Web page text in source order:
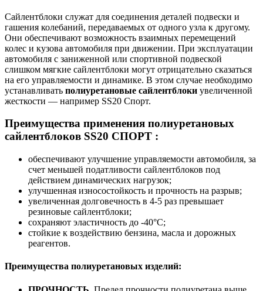
Сайлентблоки служат для соединения деталей подвески и
гашения колебаний, передаваемых от одного узла к другому.
Они обеспечивают возможность взаимных перемещений
колес и кузова автомобиля при движении. При эксплуатации
автомобиля с заниженной или спортивной подвеской
слишком мягкие сайлентблоки могут отрицательно сказаться
на его управляемости и динамике. В этом случае необходимо
устанавливать полиуретановые сайлентблоки увеличенной
жесткости — например SS20 Спорт.
Преимущества применения полиуретановых
сайлентблоков SS20 СПОРТ :
обеспечивают улучшение управляемости автомобиля, за
счет меньшей податливости сайлентблоков под
действием динамических нагрузок;
улучшенная износостойкость и прочность на разрыв;
увеличенная долговечность в 4-5 раз превышает
резиновые сайлентблоки;
сохраняют эластичность до -40°С;
стойкие к воздействию бензина, масла и дорожных
реагентов.
Преимущества полиуретановых изделий: